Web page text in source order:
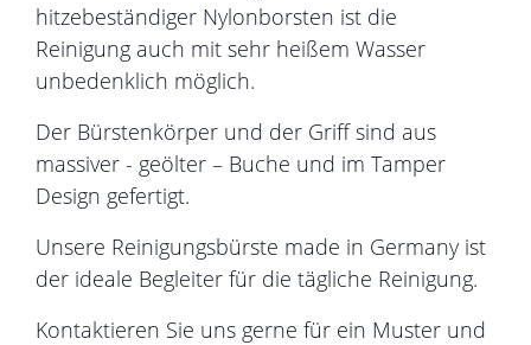
hitzebeständiger Nylonborsten ist die
Reinigung auch mit sehr heißem Wasser
unbedenklich möglich.
Der Bürstenkörper und der Griff sind aus
massiver - geölter – Buche und im Tamper
Design gefertigt.
Unsere Reinigungsbürste made in Germany ist
der ideale Begleiter für die tägliche Reinigung.
Kontaktieren Sie uns gerne für ein Muster und